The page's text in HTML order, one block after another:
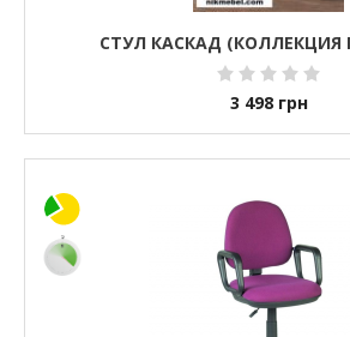
СТУЛ КАСКАД (КОЛЛЕКЦИЯ
3 498 грн